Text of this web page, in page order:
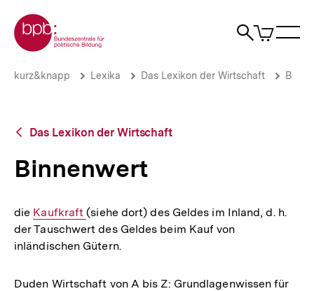
zum
Seiteninhalt
springen
Zur Startseite der bpb
Suche
Artikel
im
Binnenwert
Brotkrümelnavigation
Pfadnavigation
kurz&knapp Lexika Das Lexikon der Wirtschaft B
Zurück
Übersicht
Das Lexikon der Wirtschaft
Binnenwert
die Interner
Link:
Kaufkraft(siehe dort) des Geldes im Inland, d. h.
der Tauschwert des Geldes beim Kauf von
inländischen Gütern.
Duden Wirtschaft von A bis Z: Grundlagenwissen für